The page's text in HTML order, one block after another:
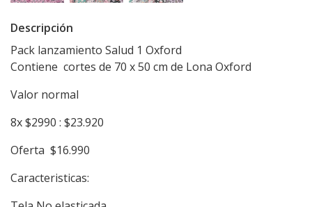
Descripción
Pack lanzamiento Salud 1 Oxford
Contiene cortes de 70 x 50 cm de Lona Oxford
Valor normal
8x $2990 : $23.920
Oferta $16.990
Caracteristicas: